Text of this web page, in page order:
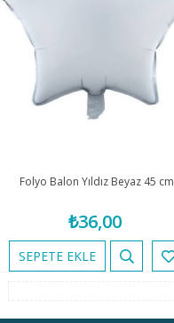
Folyo Balon Yıldız Beyaz 45 cm
₺36,00
SEPETE EKLE